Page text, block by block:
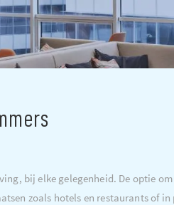
bij elke gelegenheid. De optie
zoals hotels en restaurants of in